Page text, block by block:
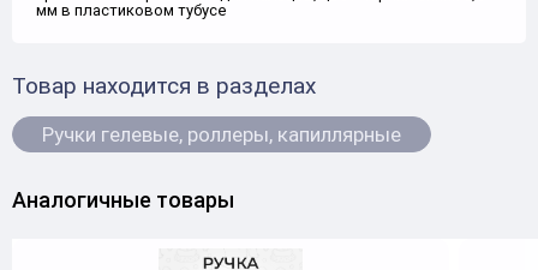
мм в пластиковом тубусе
Товар находится в разделах
Ручки гелевые, роллеры, капиллярные
Аналогичные товары